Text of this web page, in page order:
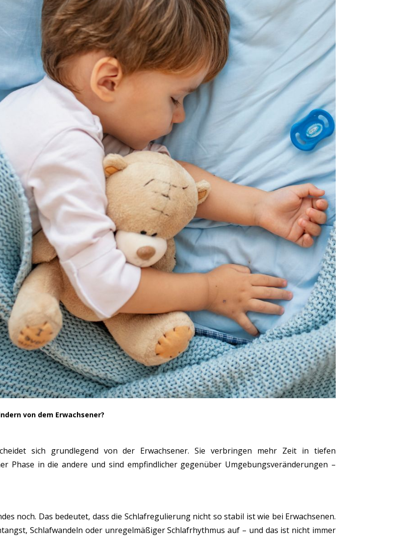
von dem Erwachsener?
sich grundlegend von der Erwachsener. Sie verbringen mehr Zeit in tiefen
Phase in die andere und sind empfindlicher gegenüber Umgebungsveränderungen –
noch. Das bedeutet, dass die Schlafregulierung nicht so stabil ist wie bei Erwachsenen.
Schlafwandeln oder unregelmäßiger Schlafrhythmus auf – und das ist nicht immer